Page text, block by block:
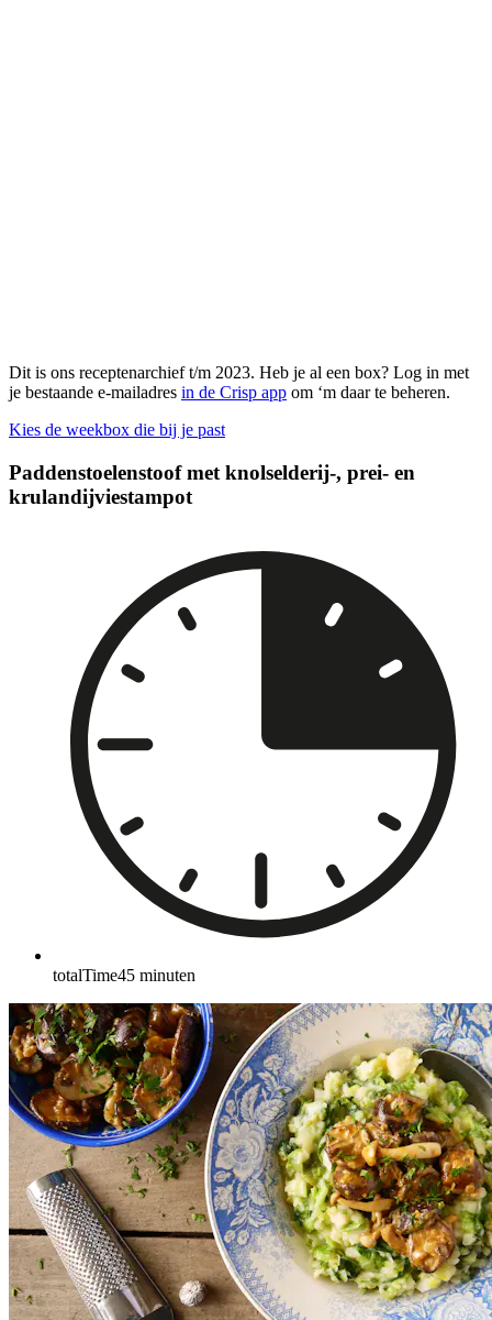
Dit is ons receptenarchief t/m 2023. Heb je al een box? Log in met
je bestaande e-mailadres in de Crisp app om ‘m daar te beheren.
Kies de weekbox die bij je past
Paddenstoelenstoof met knolselderij-, prei- en
krulandijviestampot
totalTime45 minuten